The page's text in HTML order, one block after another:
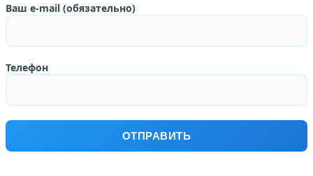
Ваш e-mail (обязательно)
Телефон